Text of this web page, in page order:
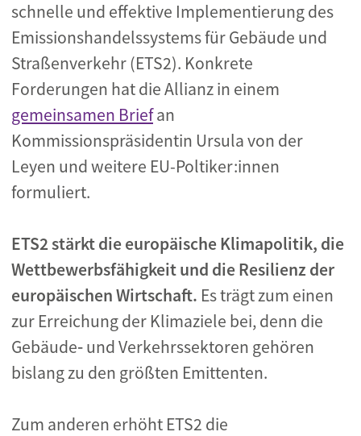
schnelle und effektive Implementierung des
Emissionshandelssystems für Gebäude und
Straßenverkehr (ETS2). Konkrete
Forderungen hat die Allianz in einem
gemeinsamen Briefan
Kommissionspräsidentin Ursula von der
Leyen und weitere EU-Poltiker:innen
formuliert.
ETS2 stärkt die europäische Klimapolitik, die
Wettbewerbsfähigkeit und die Resilienz der
europäischen Wirtschaft. Es trägt zum einen
zur Erreichung der Klimaziele bei, denn die
Gebäude‑ und Verkehrssektoren gehören
bislang zu den größten Emittenten.
Zum anderen erhöht ETS2 die